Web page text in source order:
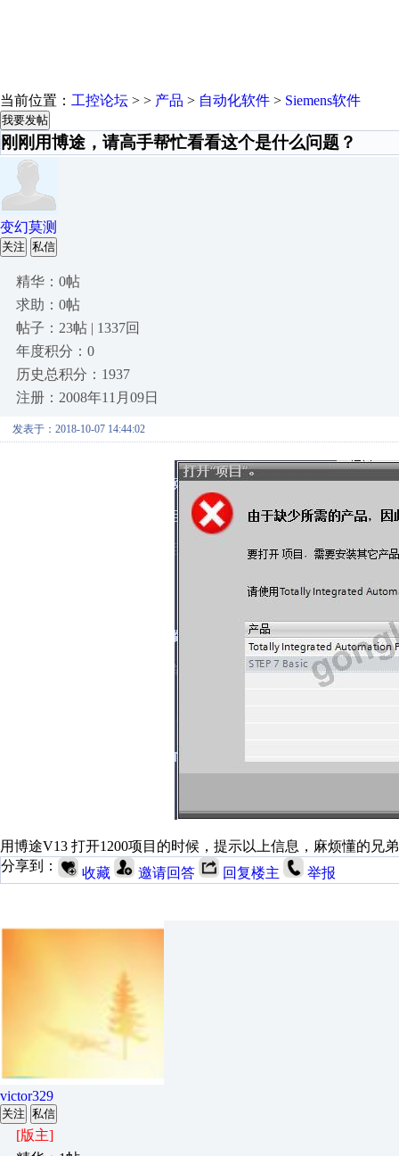
当前位置： 工控论坛 > > 产品 > 自动化软件 > Siemens软件
我要发帖
刚刚用博途，请高手帮忙看看这个是什么问题？
变幻莫测
关注 私信
精华：0帖
求助：0帖
帖子：23帖 | 1337回
年度积分：0
历史总积分：1937
注册：2008年11月09日
发表于：2018-10-07 14:44:02
用博途V13 打开1200项目的时候，提示以上信息，麻烦懂的兄
分享到：
收藏 邀请回答 回复楼主 举报
victor329
关注 私信
[版主]